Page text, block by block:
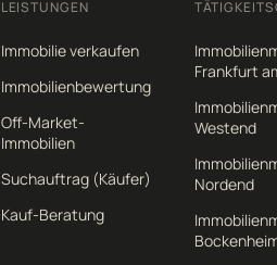
LEISTUNGEN
Immobilie verkaufen
Immobilienbewertung
Off-Market-
Immobilien
Suchauftrag (Käufer)
Kauf-Beratung
Frankfurt
Westend
Nordend